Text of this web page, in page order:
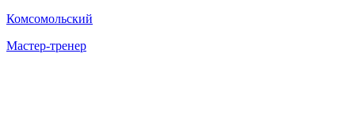
Комсомольский
Мастер-тренер